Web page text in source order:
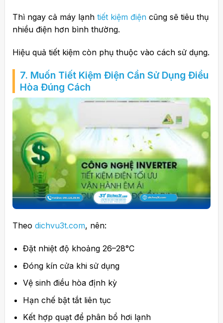
Thì ngay cả máy lạnh tiết kiệm điệncũng sẽ tiêu thụ
nhiều điện hơn bình thường.
Hiệu quả tiết kiệm còn phụ thuộc vào cách sử dụng.
7. Muốn Tiết Kiệm Điện Cần Sử Dụng Điều
Hòa Đúng Cách
Theo dichvu3t.com, nên:
Đặt nhiệt độ khoảng 26–28°C
Đóng kín cửa khi sử dụng
Vệ sinh điều hòa định kỳ
Hạn chế bật tắt liên tục
Kết hợp quạt để phân bổ hơi lạnh